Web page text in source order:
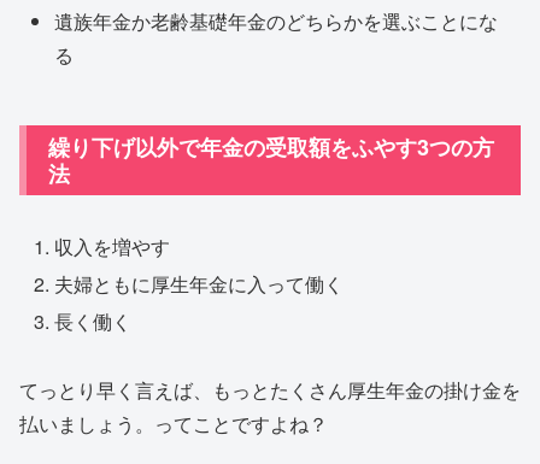
遺族年金か老齢基礎年金のどちらかを選ぶことにな
る
繰り下げ以外で年金の受取額をふやす3つの方
法
収入を増やす
夫婦ともに厚生年金に入って働く
長く働く
てっとり早く言えば、もっとたくさん厚生年金の掛け金を
払いましょう。ってことですよね？